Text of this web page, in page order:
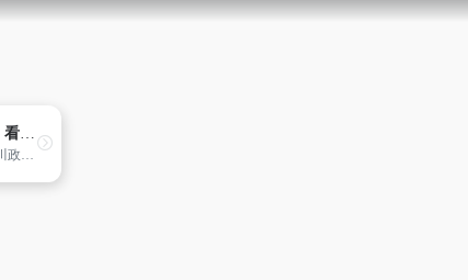
川观新闻 - 看四川，观天下
精准覆盖四川政商学界中高端人群，迅速成长为四川党政客户端和有影响力的区域外宣新平台。